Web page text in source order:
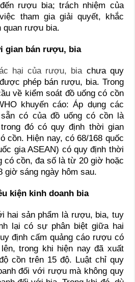
rượu bia; trách nhiệm của
tham gia giải quyết, khắc
quan rượu bia.
gian bán rượu, bia
hại của rượu, biachưa quy
phép bán rượu, bia. Trong
về kiểm soát đồ uống có cồn
khuyến cáo: Áp dụng các
có của đồ uống có cồn là
đó có quy định thời gian
cồn. Hiện nay, có 68/168 quốc
gia ASEAN) có quy định thời
có cồn, đa số là từ 20 giờ hoặc
giờ sáng ngày hôm sau.
kiện kinh doanh bia
hai sản phẩm là rượu, bia, tuy
lại có sự phân biệt giữa hai
định cấm quảng cáo rượu có
trong khi hiện nay đã xuất
cồn trên 15 độ. Luật chỉ quy
đối với rượu mà không quy